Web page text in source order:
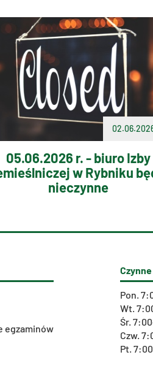
05.06.2026 r. - biuro Izby
w Rybniku
nieczynne
egzaminów
Czynne
Pon.
Wt.
Śr.
Czw.
Pt.